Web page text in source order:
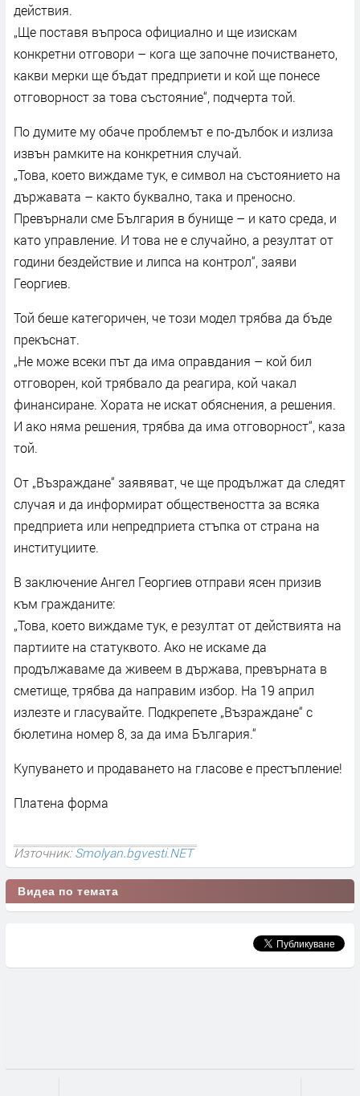
действия.
„Ще поставя въпроса официално и ще изискам
конкретни отговори – кога ще започне почистването,
какви мерки ще бъдат предприети и кой ще понесе
отговорност за това състояние“, подчерта той.
По думите му обаче проблемът е по-дълбок и излиза
извън рамките на конкретния случай.
„Това, което виждаме тук, е символ на състоянието на
държавата – както буквално, така и преносно.
Превърнали сме България в бунище – и като среда, и
като управление. И това не е случайно, а резултат от
години бездействие и липса на контрол“, заяви
Георгиев.
Той беше категоричен, че този модел трябва да бъде
прекъснат.
„Не може всеки път да има оправдания – кой бил
отговорен, кой трябвало да реагира, кой чакал
финансиране. Хората не искат обяснения, а решения.
И ако няма решения, трябва да има отговорност“, каза
той.
От „Възраждане“ заявяват, че ще продължат да следят
случая и да информират обществеността за всяка
предприета или непредприета стъпка от страна на
институциите.
В заключение Ангел Георгиев отправи ясен призив
към гражданите:
„Това, което виждаме тук, е резултат от действията на
партиите на статуквото. Ако не искаме да
продължаваме да живеем в държава, превърната в
сметище, трябва да направим избор. На 19 април
излезте и гласувайте. Подкрепете „Възраждане“ с
бюлетина номер 8, за да има България.“
Купуването и продаването на гласове е престъпление!
Платена форма
Източник:Smolyan.bgvesti.NET
Видеа по темата